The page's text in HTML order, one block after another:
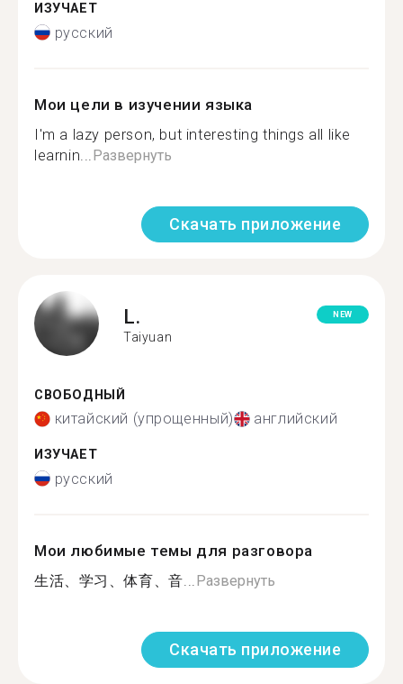
ИЗУЧАЕТ
русский
Мои цели в изучении языка
I'm a lazy person, but interesting things all like
learnin... Развернуть
Скачать приложение
L.
Taiyuan
NEW
СВОБОДНЫЙ
китайский (упрощенный) английский
ИЗУЧАЕТ
русский
Мои любимые темы для разговора
生活、学习、体育、音... Развернуть
Скачать приложение